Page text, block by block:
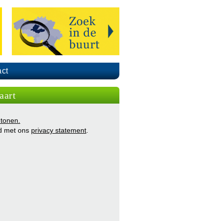
met ons privacy statement